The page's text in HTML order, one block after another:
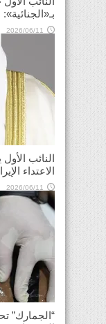
2026/06/11
النائب
الاعتداء
2026/06/11